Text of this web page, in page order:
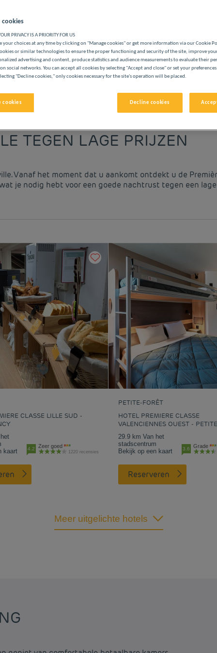
TEGEN LAGE PRIJZEN
Vanaf het moment dat u aankomt ontdekt u de
je nodig hebt voor een goede nachtrust tegen een
CLASSE LILLE SUD -
kaart
4.2 Zeer goed
1220 recensies
PETITE-FORÊT
HOTEL PREMIERE CLASSE
VALENCIENNES OUEST -
29.9 km Van het
stadscentrum
Bekijk op een kaart
3.6 Grade
Reserveren
Meer uitgelichte hotels
cookies
PRIVACY IS A PRIORITY FOR US
your choices at any time by clicking on "Manage cookies" or get more information via our Cookie
or similar technologies to ensure the proper functioning and security of the site, improve
advertising and content, produce statistics and audience measurements to evaluate their
social networks. You can accept all cookies by selecting "Accept and close" or set your
"Decline cookies," only cookies necessary for the site's operation will be placed.
cookies Decline cookies